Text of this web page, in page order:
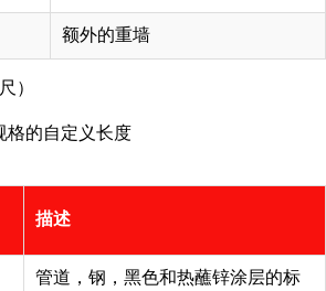
额外的重墙
）
格的自定义长度
描述
管道，钢，黑色和热蘸锌涂层的标